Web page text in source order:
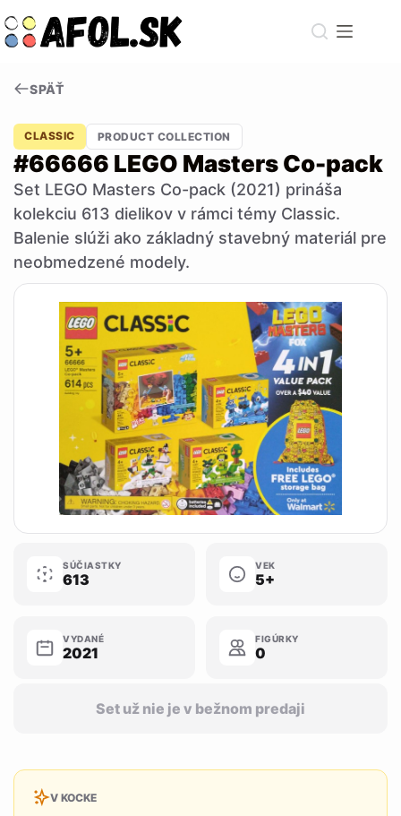
to
content
SPÄŤ
CLASSIC PRODUCT COLLECTION
#66666 LEGO Masters Co-pack
Set LEGO Masters Co-pack (2021) prináša
kolekciu 613 dielikov v rámci témy Classic.
Balenie slúži ako základný stavebný materiál pre
neobmedzené modely.
SÚČIASTKY
613
VEK
5+
VYDANÉ
2021
FIGÚRKY
0
Set už nie je v bežnom predaji
V KOCKE